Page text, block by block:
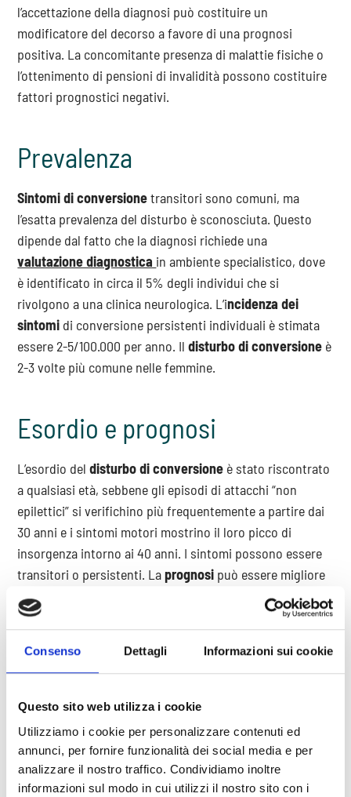
Consenso Dettagli Informazioni sui cookie
Questo sito web utilizza i cookie
Utilizziamo i cookie per personalizzare contenuti ed
annunci, per fornire funzionalità dei social media e per
analizzare il nostro traffico. Condividiamo inoltre
informazioni sul modo in cui utilizzi il nostro sito con i
l’accettazione della diagnosi può costituire un
modificatore del decorso a favore di una prognosi
positiva. La concomitante presenza di malattie fisiche o
l’ottenimento di pensioni di invalidità possono costituire
fattori prognostici negativi.
Prevalenza
Sintomi di conversionetransitori sono comuni, ma
l’esatta prevalenza del disturbo è sconosciuta. Questo
dipende dal fatto che la diagnosi richiede una
valutazione diagnostica in ambiente specialistico, dove
è identificato in circa il 5% degli individui che si
rivolgono a una clinica neurologica. L’incidenza dei
sintomi di conversione persistenti individuali è stimata
essere 2-5/100.000 per anno. Ildisturbo di conversione è
2-3 volte più comune nelle femmine.
Esordio e prognosi
L’esordio deldisturbo di conversione è stato riscontrato
a qualsiasi età, sebbene gli episodi di attacchi “non
epilettici” si verifichino più frequentemente a partire dai
30 anni e i sintomi motori mostrino il loro picco di
insorgenza intorno ai 40 anni. I sintomi possono essere
transitori o persistenti. Laprognosi può essere migliore
nei bambini più piccoli, piuttosto che negli adolescenti o
negli adulti.
Bibliografia
d’ansia. Centro Scientifico Editore, Torino
Bottaccioli, F. (2005).
Psiconeuroendocrinoimmunologia. I fondamenti
scientifici delle relazioni mente-corpo. Le basi